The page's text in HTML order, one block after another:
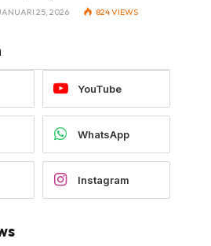
25, 2026 824VIEWS
YouTube
WhatsApp
Instagram